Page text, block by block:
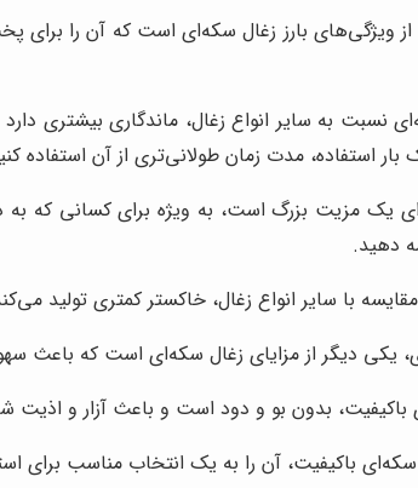
از ویژگی‌های بارز زغال سکه‌ای است که آن را
نسبت به سایر انواع زغال، ماندگاری بیشتری
بار استفاده، مدت زمان طولانی‌تری از آن استفاده
یک مزیت بزرگ است، به ویژه برای کسانی که
دهید.
با سایر انواع زغال، خاکستر کمتری تولید
یکی دیگر از مزایای زغال سکه‌ای است که باعث
بدون بو و دود است و باعث آزار و اذیت
باکیفیت، آن را به یک انتخاب مناسب برای